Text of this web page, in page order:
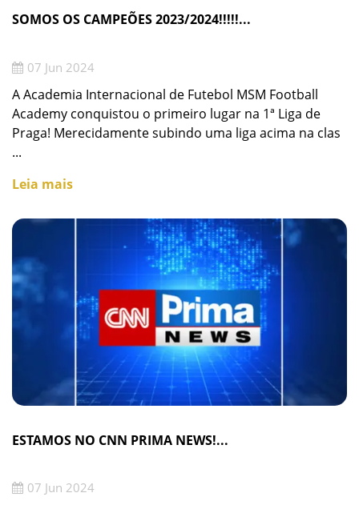
SOMOS OS CAMPEÕES 2023/2024!!!!!...
07 Jun 2024
A Academia Internacional de Futebol MSM Football
Academy conquistou o primeiro lugar na 1ª Liga de
Praga! Merecidamente subindo uma liga acima na clas
...
Leia mais
ESTAMOS NO CNN PRIMA NEWS!...
07 Jun 2024